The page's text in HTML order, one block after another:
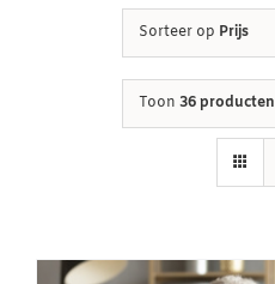
Sorteer op Prijs
Toon 36 producten